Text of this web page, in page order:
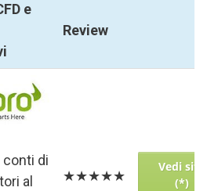
e
Review
e
conti di
al
★★★★★
Vedi sito
(*)